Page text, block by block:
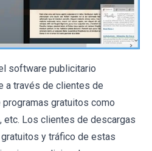
software publicitario
a través de clientes de
gratuitos como
etc. Los clientes de descargas
y tráfico de estas